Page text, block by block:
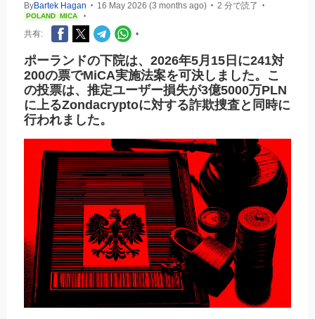
ByBartek Hagan • 16 May 2026 (3 months ago) • 2 分で読了 •
POLAND MICA •
共有: •
ポーランドの下院は、2026年5月15日に241対
200の票でMiCA実施法案を可決しました。こ
の投票は、推定ユーザー損失が3億5000万PLN
に上るZondacryptoに対する詐欺捜査と同時に
行われました。